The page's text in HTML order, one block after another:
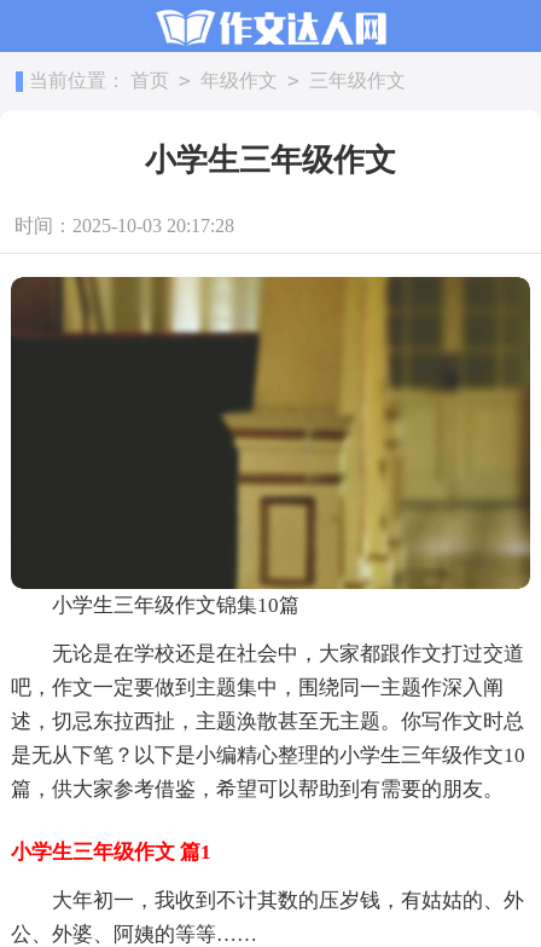
当前位置： 首页 > 年级作文 > 三年级作文
小学生三年级作文
时间：2025-10-03 20:17:28
小学生三年级作文锦集10篇
无论是在学校还是在社会中，大家都跟作文打过交道
吧，作文一定要做到主题集中，围绕同一主题作深入阐
述，切忌东拉西扯，主题涣散甚至无主题。你写作文时总
是无从下笔？以下是小编精心整理的小学生三年级作文10
篇，供大家参考借鉴，希望可以帮助到有需要的朋友。
小学生三年级作文 篇1
大年初一，我收到不计其数的压岁钱，有姑姑的、外
公、外婆、阿姨的等等……